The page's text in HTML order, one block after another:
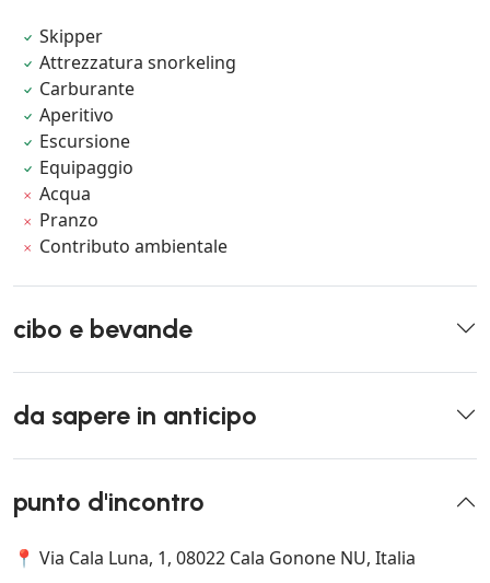
Skipper
Attrezzatura snorkeling
Carburante
Aperitivo
Escursione
Equipaggio
Acqua
Pranzo
Contributo ambientale
cibo e bevande
da sapere in anticipo
punto d'incontro
📍 Via Cala Luna, 1, 08022 Cala Gonone NU, Italia